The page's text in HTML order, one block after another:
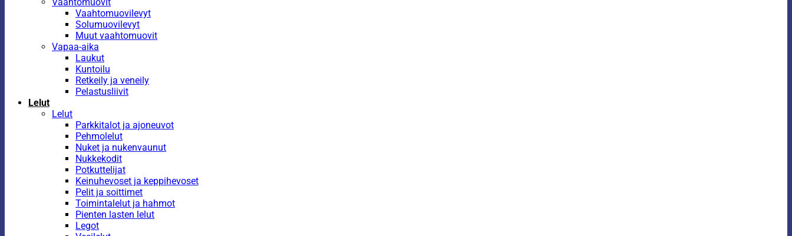
Vaahtomuovilevyt
Solumuovilevyt
Muut vaahtomuovit
Vapaa-aika
Laukut
Kuntoilu
Retkeily ja veneily
Pelastusliivit
Lelut
Lelut
Parkkitalot ja ajoneuvot
Pehmolelut
Nuket ja nukenvaunut
Nukkekodit
Potkuttelijat
Keinuhevoset ja keppihevoset
Pelit ja soittimet
Toimintalelut ja hahmot
Pienten lasten lelut
Legot